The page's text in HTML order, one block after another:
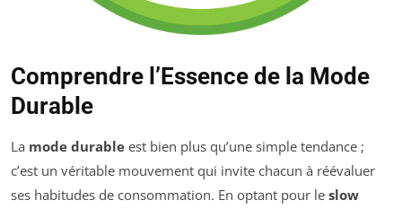
Comprendre l’Essence de la Mode
Durable
La mode durable est bien plus qu’une simple tendance ;
c’est un véritable mouvement qui invite chacun à réévaluer
ses habitudes de consommation. En optant pour le slow